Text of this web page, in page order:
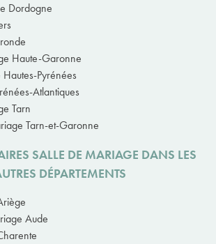
Dordogne
Haute-Garonne
Pyrénées
Atlantiques
Tarn
Tarn-et-Garonne
SALLE DE MARIAGE DANS LES
DÉPARTEMENTS
Aude